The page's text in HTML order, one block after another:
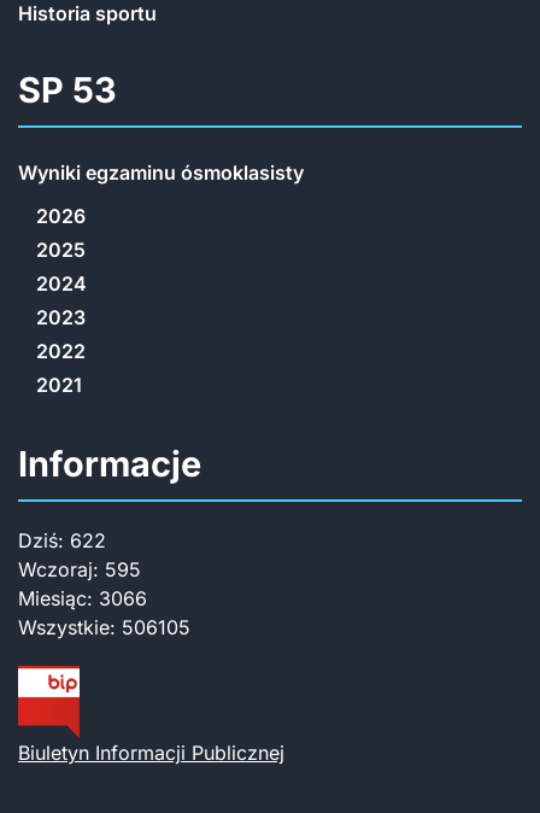
Historia sportu
SP 53
Wyniki egzaminu ósmoklasisty
2026
2025
2024
2023
2022
2021
Informacje
Dziś: 622
Wczoraj: 595
Miesiąc: 3066
Wszystkie: 506105
Biuletyn Informacji Publicznej